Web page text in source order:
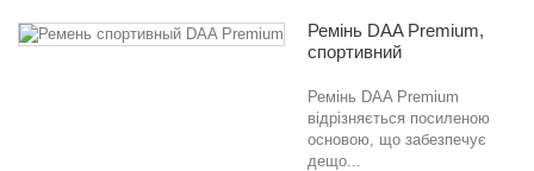
Ремінь DAA Premium,
спортивний
Ремінь DAA Premium
відрізняється посиленою
основою, що забезпечує
дещо...